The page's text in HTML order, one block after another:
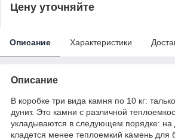
Цену уточняйте
Описание Характеристики
Описание
В коробке три вида камня по 10 кг:
дунит. Это камни с различной
укладываются в следующем порядке: на
кладется менее теплоемкий камень для